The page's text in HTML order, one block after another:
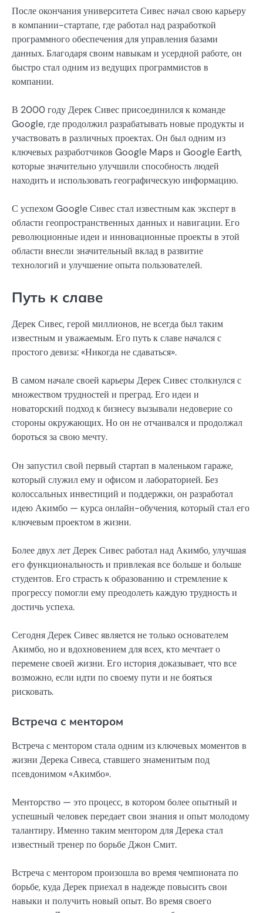
После окончания университета Сивес начал свою карьеру
в компании-стартапе, где работал над разработкой
программного обеспечения для управления базами
данных. Благодаря своим навыкам и усердной работе, он
быстро стал одним из ведущих программистов в
компании.
В 2000 году Дерек Сивес присоединился к команде
Google, где продолжил разрабатывать новые продукты и
участвовать в различных проектах. Он был одним из
ключевых разработчиков Google Maps и Google Earth,
которые значительно улучшили способность людей
находить и использовать географическую информацию.
С успехом Google Сивес стал известным как эксперт в
области геопространственных данных и навигации. Его
революционные идеи и инновационные проекты в этой
области внесли значительный вклад в развитие
технологий и улучшение опыта пользователей.
Путь к славе
Дерек Сивес, герой миллионов, не всегда был таким
известным и уважаемым. Его путь к славе начался с
простого девиза: «Никогда не сдаваться».
В самом начале своей карьеры Дерек Сивес столкнулся с
множеством трудностей и преград. Его идеи и
новаторский подход к бизнесу вызывали недоверие со
стороны окружающих. Но он не отчаивался и продолжал
бороться за свою мечту.
Он запустил свой первый стартап в маленьком гараже,
который служил ему и офисом и лабораторией. Без
колоссальных инвестиций и поддержки, он разработал
идею Акимбо — курса онлайн-обучения, который стал его
ключевым проектом в жизни.
Более двух лет Дерек Сивес работал над Акимбо, улучшая
его функциональность и привлекая все больше и больше
студентов. Его страсть к образованию и стремление к
прогрессу помогли ему преодолеть каждую трудность и
достичь успеха.
Сегодня Дерек Сивес является не только основателем
Акимбо, но и вдохновением для всех, кто мечтает о
перемене своей жизни. Его история доказывает, что все
возможно, если идти по своему пути и не бояться
рисковать.
Встреча с ментором
Встреча с ментором стала одним из ключевых моментов в
жизни Дерека Сивеса, ставшего знаменитым под
псевдонимом «Акимбо».
Менторство — это процесс, в котором более опытный и
успешный человек передает свои знания и опыт молодому
талантиру. Именно таким ментором для Дерека стал
известный тренер по борьбе Джон Смит.
Встреча с ментором произошла во время чемпионата по
борьбе, куда Дерек приехал в надежде повысить свои
навыки и получить новый опыт. Во время своего